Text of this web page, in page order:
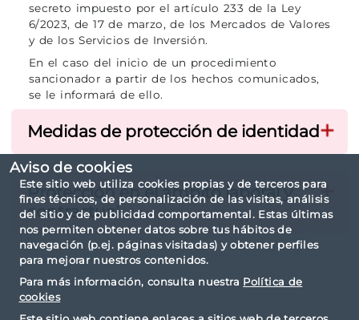
Aviso de cookies
Este sitio web utiliza cookies propias y de terceros para
fines técnicos, de personalización de las visitas, análisis
del sitio y de publicidad comportamental. Estas últimas
nos permiten obtener datos sobre tus hábitos de
navegación (p.ej. páginas visitadas) y obtener perfiles
para mejorar nuestros contenidos.
Para más información, consulta nuestra Política de
cookies
secreto impuesto por el artículo 233 de la Ley
6/2023, de 17 de marzo, de los Mercados de Valores
y de los Servicios de Inversión.
En el caso del inicio de un procedimiento
sancionador a partir de los hechos comunicados,
se le informará de ello.
Medidas de protección de identidad
Protección en el ámbito laboral y
contractual